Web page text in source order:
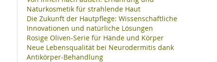
Naturkosmetik für strahlende Haut
Die Zukunft der Hautpflege: Wissenschaftliche
Innovationen und natürliche Lösungen
Rosige Oliven-Serie für Hände und Körper
Neue Lebensqualität bei Neurodermitis dank
Antikörper-Behandlung